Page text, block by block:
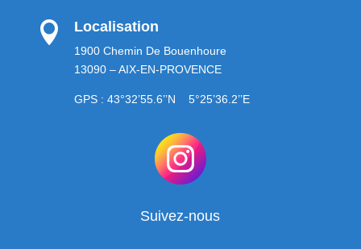
 Localisation
1900 Chemin De Bouenhoure
13090 – AIX-EN-PROVENCE
GPS : 43°32’55.6’’N 5°25’36.2’’E
Suivez-nous